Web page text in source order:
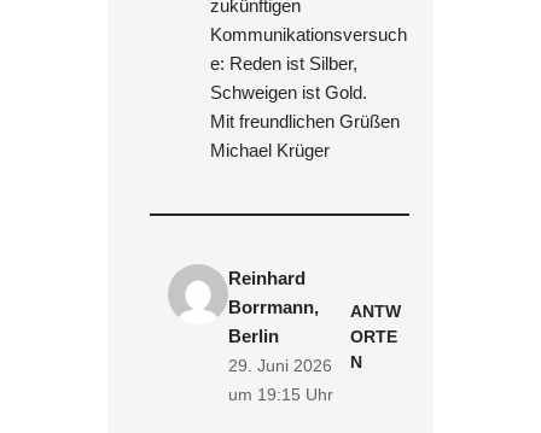
zukünftigen
Kommunikationsversuch
e: Reden ist Silber,
Schweigen ist Gold.
Mit freundlichen Grüßen
Michael Krüger
Reinhard
Borrmann,
Berlin
29. Juni 2026
um 19:15 Uhr
ANTW
ORTE
N